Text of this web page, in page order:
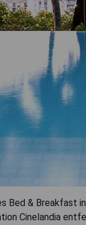
Bed & Breakfast
Cinelandia